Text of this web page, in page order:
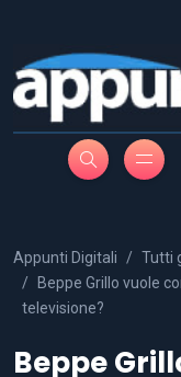
Appunti Digitali
Tutti
Beppe Grillo vuole
televisione?
Beppe